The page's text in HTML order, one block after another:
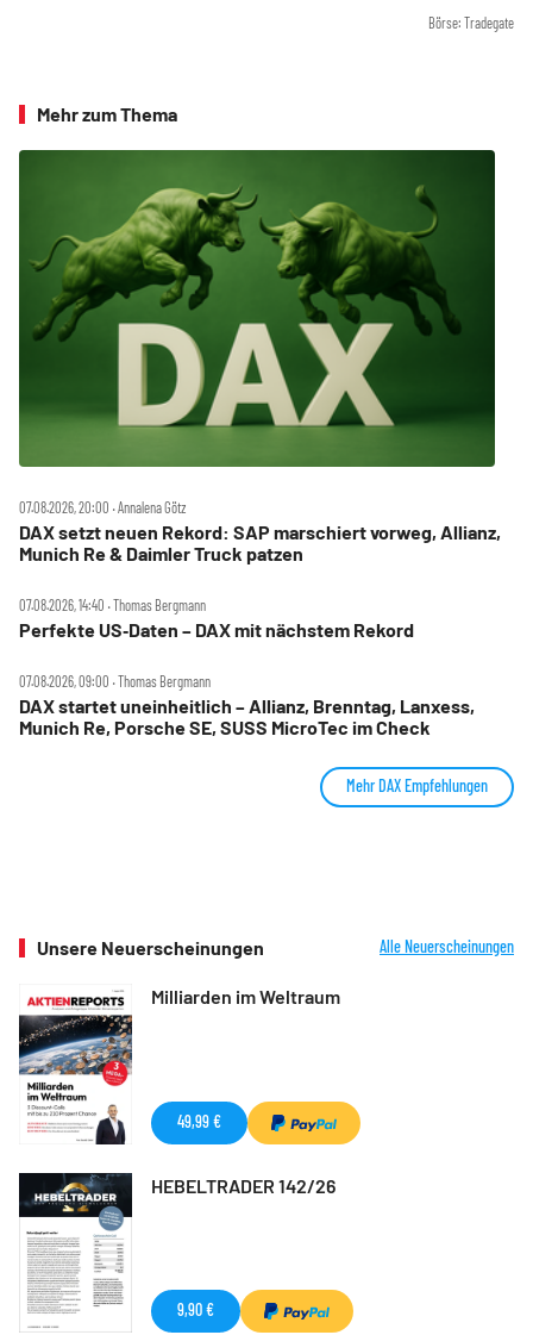
Börse: Tradegate
Mehr zum Thema
07.08.2026, 20:00 ‧ Annalena Götz
DAX setzt neuen Rekord: SAP marschiert vorweg, Allianz,
Munich Re & Daimler Truck patzen
07.08.2026, 14:40 ‧ Thomas Bergmann
Perfekte US‑Daten – DAX mit nächstem Rekord
07.08.2026, 09:00 ‧ Thomas Bergmann
DAX startet uneinheitlich – Allianz, Brenntag, Lanxess,
Munich Re, Porsche SE, SUSS MicroTec im Check
Mehr DAX Empfehlungen
Unsere Neuerscheinungen Alle Neuerscheinungen
Milliarden im Weltraum
49,99 €
HEBELTRADER 142/26
9,90 €